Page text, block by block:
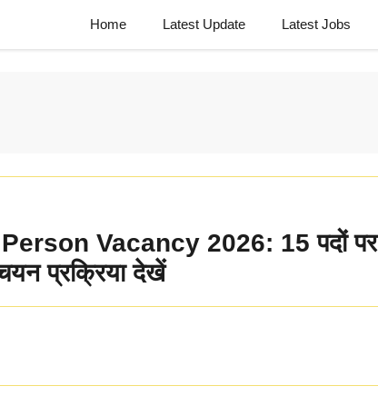
Home Latest Update Latest Jobs
Vacancy 2026: 15 पदों पर
प्रक्रिया देखें